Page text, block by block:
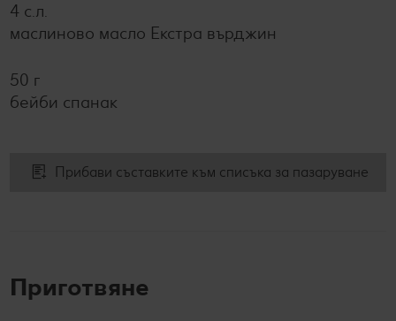
4 с.л.
маслиново масло Екстра върджин
50 г
бейби спанак
Прибави съставките към списъка за пазаруване
Приготвяне